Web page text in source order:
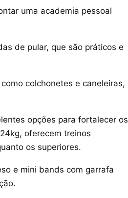
uma academia pessoal
de pular, que são práticos e
colchonetes e caneleiras,
opções para fortalecer os
oferecem treinos
os superiores.
e mini bands com garrafa